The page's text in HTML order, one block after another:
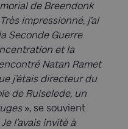
de Breendonk
impressionné, j’ai
Seconde Guerre
et la
Natan Ramet
j’étais directeur du
de Ruiselede, un
», se souvient
Je l’avais invité à